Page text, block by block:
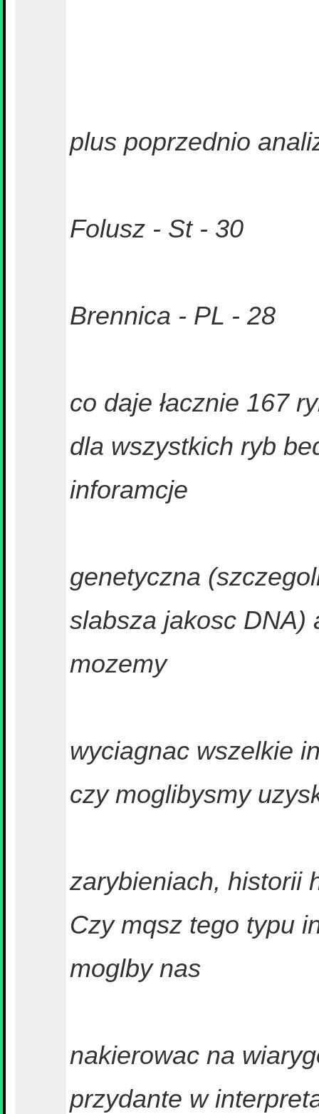
plus poprzednio
Folusz - St - 30
Brennica - PL - 28
co daje łacznie 167
dla wszystkich ryb
inforamcje
genetyczna
slabsza jakosc DNA)
mozemy
wyciagnac wszelkie
czy moglibysmy
zarybieniach, historii
Czy mqsz tego typu
moglby nas
nakierowac na
przydante w